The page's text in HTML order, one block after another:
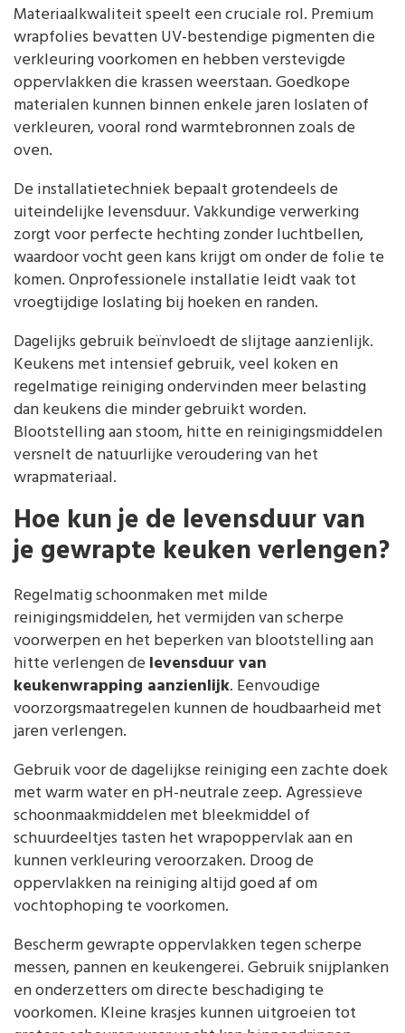
Materiaalkwaliteit speelt een cruciale rol. Premium
wrapfolies bevatten UV-bestendige pigmenten die
verkleuring voorkomen en hebben verstevigde
oppervlakken die krassen weerstaan. Goedkope
materialen kunnen binnen enkele jaren loslaten of
verkleuren, vooral rond warmtebronnen zoals de
oven.
De installatietechniek bepaalt grotendeels de
uiteindelijke levensduur. Vakkundige verwerking
zorgt voor perfecte hechting zonder luchtbellen,
waardoor vocht geen kans krijgt om onder de folie te
komen. Onprofessionele installatie leidt vaak tot
vroegtijdige loslating bij hoeken en randen.
Dagelijks gebruik beïnvloedt de slijtage aanzienlijk.
Keukens met intensief gebruik, veel koken en
regelmatige reiniging ondervinden meer belasting
dan keukens die minder gebruikt worden.
Blootstelling aan stoom, hitte en reinigingsmiddelen
versnelt de natuurlijke veroudering van het
wrapmateriaal.
Hoe kun je de levensduur van
je gewrapte keuken verlengen?
Regelmatig schoonmaken met milde
reinigingsmiddelen, het vermijden van scherpe
voorwerpen en het beperken van blootstelling aan
hitte verlengen de levensduur van
keukenwrapping aanzienlijk. Eenvoudige
voorzorgsmaatregelen kunnen de houdbaarheid met
jaren verlengen.
Gebruik voor de dagelijkse reiniging een zachte doek
met warm water en pH-neutrale zeep. Agressieve
schoonmaakmiddelen met bleekmiddel of
schuurdeeltjes tasten het wrapoppervlak aan en
kunnen verkleuring veroorzaken. Droog de
oppervlakken na reiniging altijd goed af om
vochtophoping te voorkomen.
Bescherm gewrapte oppervlakken tegen scherpe
messen, pannen en keukengerei. Gebruik snijplanken
en onderzetters om directe beschadiging te
voorkomen. Kleine krasjes kunnen uitgroeien tot